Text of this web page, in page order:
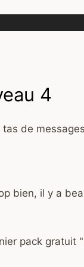
4
de
bien, il y a
pack